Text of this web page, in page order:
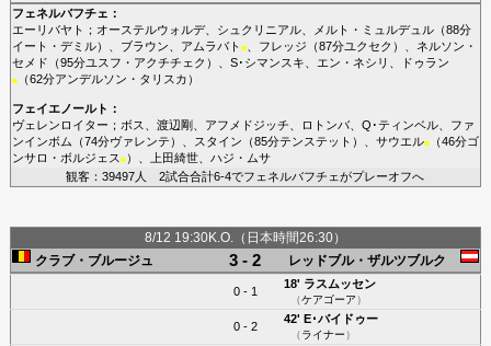
フェネルバフチェ ：
エーリバヤト ； オーステルウォルデ、 シュクリニアル、 メルト・ミュルデュル（88分
イート・デミル）、 ブラウン アムラバト ■、 フレッジ （87分ユクセク ）、 ネルソン・
セメド （95分ユスフ・アクチチェク ）、 S･シマンスキ エン・ネシリ ドゥラン
■（62分アンデルソン・タリスカ ）
フェイエノールト ：
ヴェレンロイター ； ボス 渡辺剛 アフメドジッチ ロトンバ、 Q･ティンベル、 ファ
ンインボム （74分ヴァレンテ ）、 スタイン （85分テンステット ）、 サウエル■（46分ゴ
ンサロ・ボルジェス ■）、 上田綺世、 ハジ・ムサ
観客：39497人 2試合合計6-4でフェネルバフチェがプレーオフへ
8/12 19:30K.O.（日本時間26:30）
クラブ・ブルージュ
3 - 2 レッドブル・ザルツブルク
0 - 1
18' ラスムッセン
（ケアゴーア）
0 - 2
42' E･バイドゥー
（ライナー）